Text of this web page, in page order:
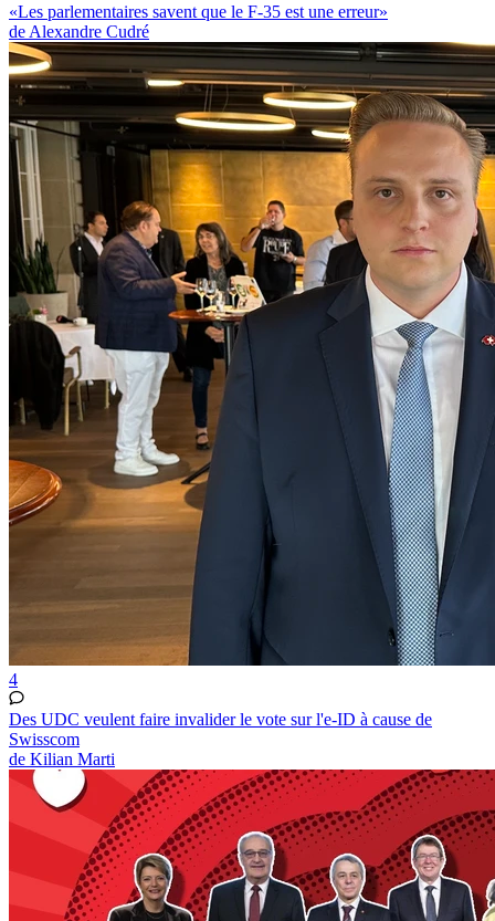
«Les parlementaires savent que le F-35 est une erreur»
de Alexandre Cudré
4
Des UDC veulent faire invalider le vote sur l'e-ID à cause de
Swisscom
de Kilian Marti